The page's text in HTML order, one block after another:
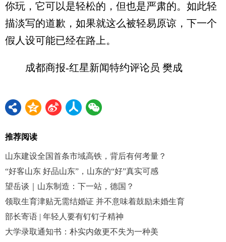
你玩，它可以是轻松的，但也是严肃的。如此轻
描淡写的道歉，如果就这么被轻易原谅，下一个
假人设可能已经在路上。
成都商报-红星新闻特约评论员 樊成
推荐阅读
山东建设全国首条市域高铁，背后有何考量？
“好客山东 好品山东”，山东的“好”真实可感
望岳谈｜山东制造：下一站，德国？
领取生育津贴无需结婚证 并不意味着鼓励未婚生育
部长寄语 | 年轻人要有钉钉子精神
大学录取通知书：朴实内敛更不失为一种美